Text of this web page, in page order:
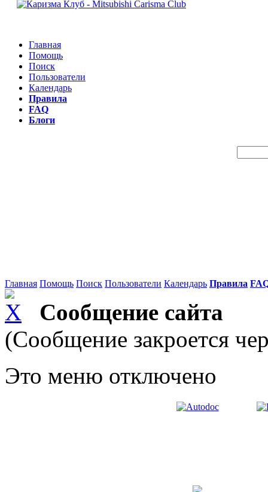
Главная
Помощь
Поиск
Пользователи
Календарь
Правила
FAQ
Блоги
Главная Помощь Поиск Пользователи Календарь Правила
Сообщение сайта
(Сообщение закроется
Это меню отключено